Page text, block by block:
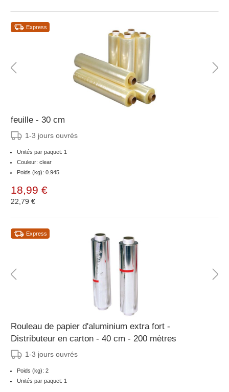
Express
feuille - 30 cm
1-3 jours ouvrés
Unités par paquet: 1
Couleur: clear
Poids (kg): 0.945
18,99 €
22,79 €
Express
Rouleau de papier d'aluminium extra fort -
Distributeur en carton - 40 cm - 200 mètres
1-3 jours ouvrés
Poids (kg): 2
Unités par paquet: 1